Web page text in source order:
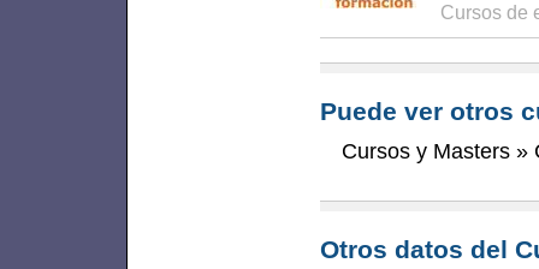
Cursos de
Puede ver otros
Cursos y Masters »
Otros datos del